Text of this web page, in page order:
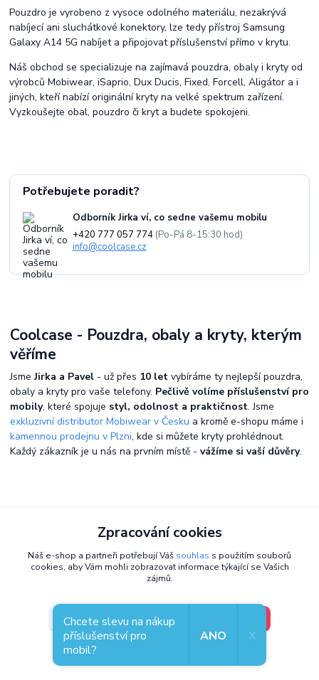
Potřebujete poradit?
Odborník Jirka ví, co sedne vašemu mobilu
+420 777 057 774 (Po-Pá 8-15:30 hod)
info@coolcase.cz
Pouzdro je vyrobeno z vysoce odolného materiálu, nezakrývá
nabíjecí ani sluchátkové konektory, lze tedy přístroj Samsung
Galaxy A14 5G nabíjet a připojovat příslušenství přímo v krytu.
Náš obchod se specializuje na zajímavá pouzdra, obaly i kryty od
výrobců Mobiwear, iSaprio, Dux Ducis, Fixed, Forcell, Aligátor a i
jiných, kteří nabízí originální kryty na velké spektrum zařízení.
Vyzkoušejte obal, pouzdro či kryt a budete spokojeni.
Coolcase - Pouzdra, obaly a kryty, kterým
věříme
JsmeJirka a Pavel - už přes 10 let vybíráme ty nejlepší pouzdra,
obaly a kryty pro vaše telefony. Pečlivě volíme příslušenství pro
mobily, které spojuje styl, odolnost a praktičnost. Jsme
exkluzivní distributor Mobiwear v Česku a kromě e-shopu máme i
kamennou prodejnu v Plzni, kde si můžete kryty prohlédnout.
Každý zákazník je u nás na prvním místě - vážíme si vaší důvěry.
Zpracování cookies
Náš e-shop a partneři potřebují Váš souhlas s použitím souborů
cookies, aby Vám mohli zobrazovat informace týkající se Vašich
zájmů.
Nastavení V pořádku, jdu si vybrat
Souhlas můžete odmítnout
Chcete slevu na nákup
příslušenství pro
mobil?
ANO X